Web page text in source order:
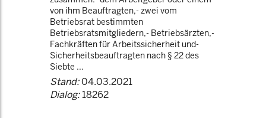
von ihm Beauftragten,- zwei vom
Betriebsrat bestimmten
Betriebsratsmitgliedern,- Betriebsärzten,-
Fachkräften für Arbeitssicherheit und-
Sicherheitsbeauftragten nach § 22 des
Siebte ...
Stand:04.03.2021
Dialog:18262